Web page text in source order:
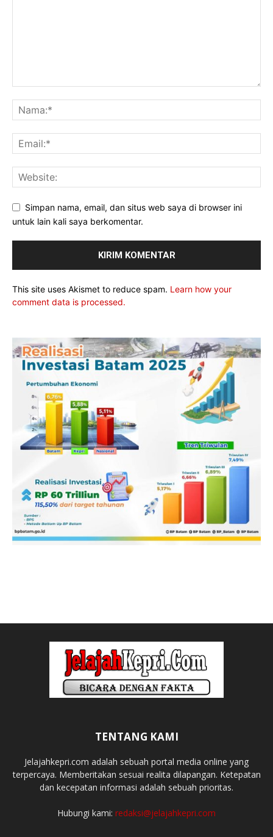
Simpan nama, email, dan situs web saya di browser ini
untuk lain kali saya berkomentar.
This site uses Akismet to reduce spam. Learn how your
comment data is processed.
TENTANG KAMI
Jelajahkepri.com adalah sebuah portal media online yang
terpercaya. Memberitakan sesuai realita dilapangan. Ketepatan
dan kecepatan informasi adalah sebuah prioritas.
Hubungi kami: redaksi@jelajahkepri.com